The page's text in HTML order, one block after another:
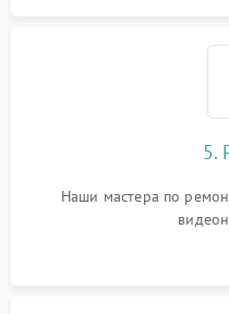
5.
Наши мастера по